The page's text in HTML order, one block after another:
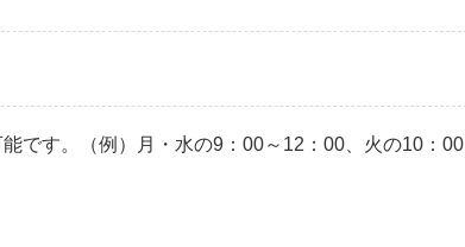
です。（例）月・水の9：00～12：00、火の10：00